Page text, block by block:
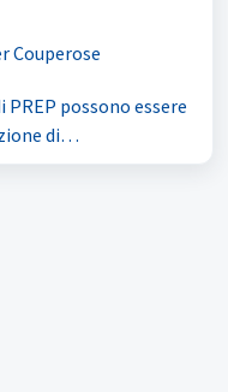
Couperose
possono essere
di